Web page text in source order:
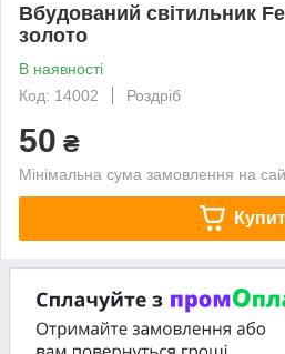
Вбудований світильник
золото
В наявності
Код: 14002
Роздріб
50 ₴
Мінімальна сума замовлення на